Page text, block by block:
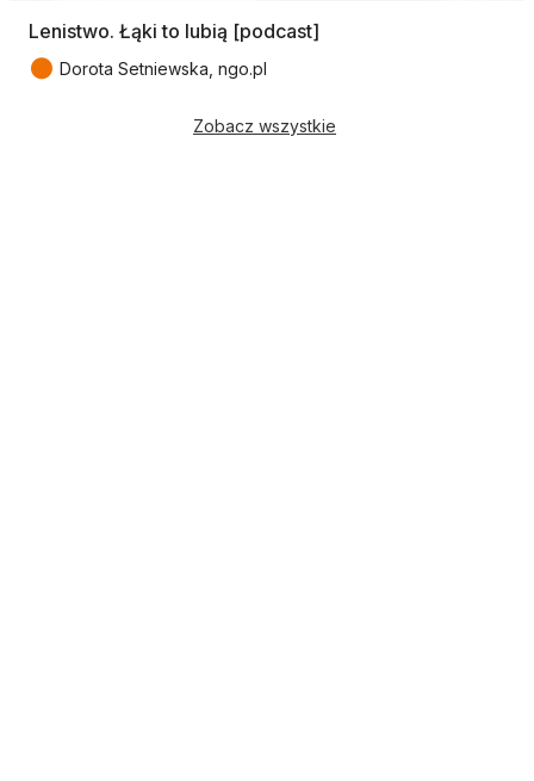
Lenistwo. Łąki to lubią [podcast]
● Dorota Setniewska, ngo.pl
Zobacz wszystkie